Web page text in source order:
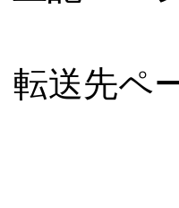
転送先ペ